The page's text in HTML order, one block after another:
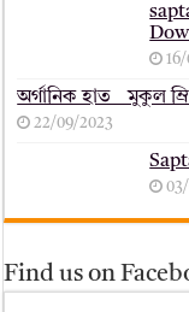
অর্গানিক হাত _ মুকুল
22/09/2023
Find us on